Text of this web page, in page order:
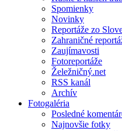
Spomienky
Novinky
Reportáže zo
Zahraničné
Zaujímavosti
Fotoreportáže
Želežničný.net
RSS kanál
Archív
Fotogaléria
Posledné
Najnovšie fotky